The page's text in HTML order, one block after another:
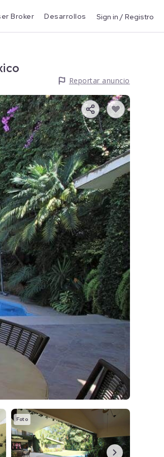
Broker Desarrollos Sign in / Registro
Reportar anuncio
Foto